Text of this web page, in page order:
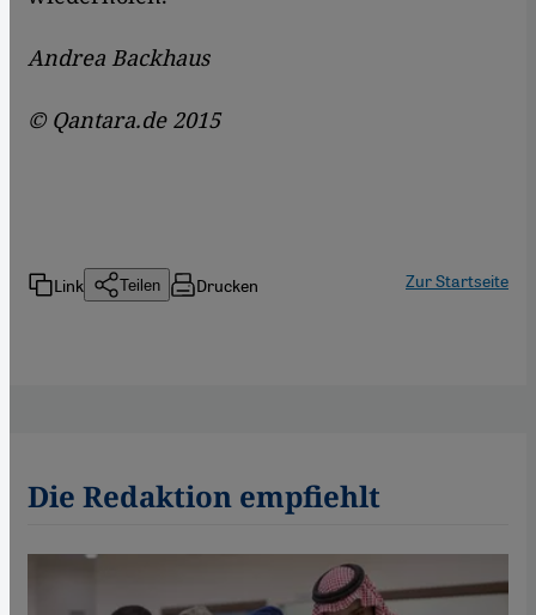
Andrea Backhaus
© Qantara.de 2015
Link Teilen Drucken Zur Startseite
Die Redaktion empfiehlt